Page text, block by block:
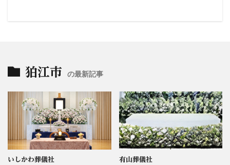
狛江市 の最新記事
いしかわ葬儀社 有山葬儀社